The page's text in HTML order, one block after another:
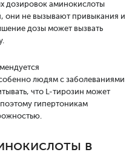
дозировок аминокислоты
они не вызывают привыкания и
дозы может вызвать
людям с заболеваниями
что L-тирозин может
гипертоникам
в